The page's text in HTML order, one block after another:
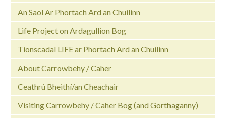
An Saol Ar Phortach Ard an Chuilinn
Life Project on Ardagullion Bog
Tionscadal LIFE ar Phortach Ard an Chuilinn
About Carrowbehy / Caher
Ceathrú Bheithí/an Cheachair
Visiting Carrowbehy / Caher Bog (and Gorthaganny)